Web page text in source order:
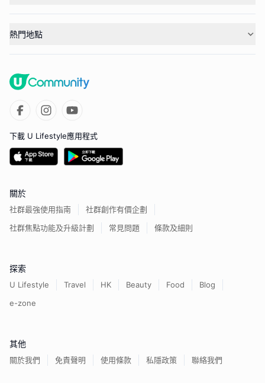
熱門地點
下載 U Lifestyle應用程式
關於
社群最強使用指南
社群創作有價企劃
社群焦點功能及升級計劃
常見問題 條款及細則
探索
U Lifestyle Travel HK Beauty Food
Blog
e-zone
其他
關於我們 免責聲明 使用條款 私隱政策 聯絡我們